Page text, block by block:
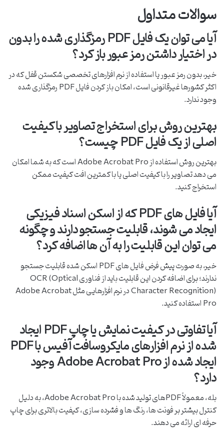
سوالات متداول
آیا می توان یک فایل PDF رمزگذاری شده را بدون
در اختیار داشتن رمز عبور باز کرد؟
خیر، بدون رمز عبور یا استفاده از نرم افزارهای تخصصی شکستن قفل که در
اکثر کشورها غیرقانونی است، امکان باز کردن فایل PDF رمزگذاری شده
وجود ندارد.
بهترین روش برای استخراج تصاویر با کیفیت
اصلی از یک فایل PDF چیست؟
بهترین روش استفاده از Adobe Acrobat Pro است که به شما امکان
می دهد تصاویر را با کیفیت اصلی یا با کمترین افت کیفیت ممکن
استخراج کنید.
آیا فایل های PDF که از اسکن اسناد فیزیکی
ایجاد می شوند، قابلیت جستجو دارند و چگونه
می توان این قابلیت را به آن ها اضافه کرد؟
خیر، به صورت پیش فرض فایل های PDF اسکن شده قابلیت جستجو
ندارند؛ برای اضافه کردن این قابلیت باید از فناوری OCR (Optical
Character Recognition) در نرم افزارهایی مثل Adobe Acrobat
Pro استفاده کنید.
آیا تفاوتی در کیفیت نمایش یا چاپ PDF ایجاد
شده از نرم افزارهای مایکروسافت آفیس با PDF
ایجاد شده از Adobe Acrobat Pro وجود
دارد؟
بله، معمولاً PDFهای تولید شده با Adobe Acrobat Pro، به دلیل
کنترل بیشتر بر فونت ها، رنگ ها و فشرده سازی، کیفیت بالاتری برای چاپ
حرفه ای ارائه می دهند.